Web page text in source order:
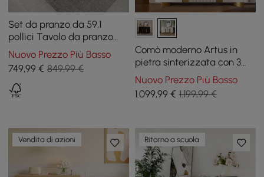
Set da pranzo da 59,1
pollici Tavolo da pranzo
moderno rettangolare
pieghevole in legno con 4
sedie
Nuovo Prezzo Più Basso
749,99 € 849,99 €
Comò moderno Artus in
pietra sinterizzata con 3
cassetti, 150 cm
Nuovo Prezzo Più Basso
1.099,99€ 1.199,99 €
Vendita di azioni Ritorno a scuola